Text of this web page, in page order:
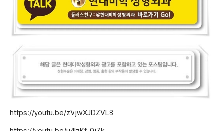
https://youtu.be/zVjwXJDZVL8